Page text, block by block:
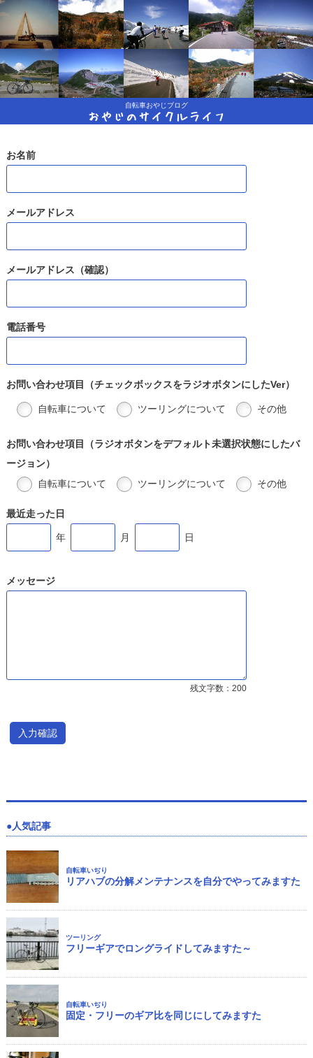
自転車おやじブログ
おやじのサイクルライフ
お名前
メールアドレス
メールアドレス（確認）
電話番号
お問い合わせ項目（チェックボックスをラジオボタンにしたVer）
自転車について ツーリングについて その他
お問い合わせ項目（ラジオボタンをデフォルト未選択状態にしたバ
ージョン）
自転車について
ツーリングについて その他
最近走った日
年 月 日
メッセージ
残文字数：200
人気記事
自転車いぢり
リアハブの分解メンテナンスを自分でやってみますた
ツーリング
フリーギアでロングライドしてみますた～
自転車いぢり
固定・フリーのギア比を同じにしてみますた